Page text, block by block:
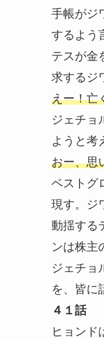
手帳がジ
するよう
テスが金
求するジ
えー！亡
ジェチョ
ようと考
おー、思
ベストグ
現す。ジ
動揺する
ンは株主
ジェチョ
を、皆に
４１話
ヒョンド